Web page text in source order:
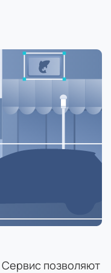
позволяют